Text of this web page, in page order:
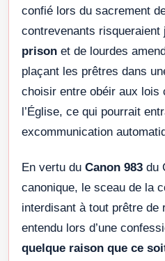
confié lors du sacrement
contrevenants risqueraient
prison et de lourdes
plaçant les prêtres dans
choisir entre obéir aux lois
l’Église, ce qui pourrait
excommunication
En vertu du Canon 983 du
canonique, le sceau de la
interdisant à tout prêtre de
entendu lors d’une
quelque raison que ce